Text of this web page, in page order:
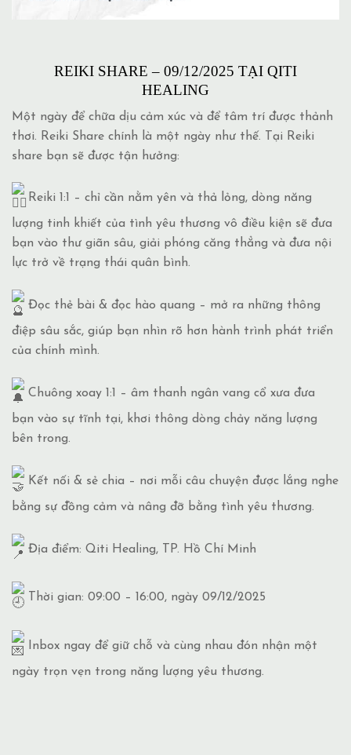
REIKI SHARE – 09/12/2025 TẠI QITI
HEALING
Một ngày để chữa dịu cảm xúc và để tâm trí được thảnh
thơi. Reiki Share chính là một ngày như thế. Tại Reiki
share bạn sẽ được tận hưởng:
Reiki 1:1 – chỉ cần nằm yên và thả lỏng, dòng năng
lượng tinh khiết của tình yêu thương vô điều kiện sẽ đưa
bạn vào thư giãn sâu, giải phóng căng thẳng và đưa nội
lực trở về trạng thái quân bình.
Đọc thẻ bài & đọc hào quang – mở ra những thông
điệp sâu sắc, giúp bạn nhìn rõ hơn hành trình phát triển
của chính mình.
Chuông xoay 1:1 – âm thanh ngân vang cổ xưa đưa
bạn vào sự tĩnh tại, khơi thông dòng chảy năng lượng
bên trong.
Kết nối & sẻ chia – nơi mỗi câu chuyện được lắng nghe
bằng sự đồng cảm và nâng đỡ bằng tình yêu thương.
Địa điểm: Qiti Healing, TP. Hồ Chí Minh
Thời gian: 09:00 – 16:00, ngày 09/12/2025
Inbox ngay để giữ chỗ và cùng nhau đón nhận một
ngày trọn vẹn trong năng lượng yêu thương.